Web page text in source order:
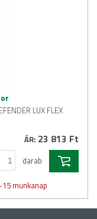
LUX FLEX
ÁR: 23 813 Ft
darab
munkanap